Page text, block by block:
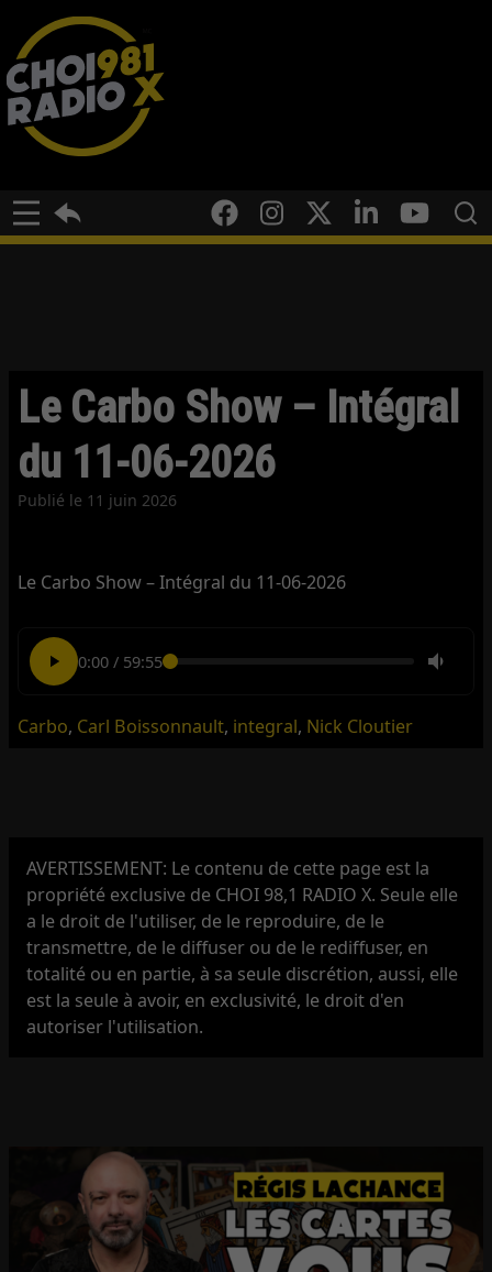
Le Carbo Show – Intégral
du 11-06-2026
Publié le 11 juin 2026
Le Carbo Show – Intégral du 11-06-2026
0:00/ 59:55
Carbo, Carl Boissonnault, integral, Nick Cloutier
AVERTISSEMENT: Le contenu de cette page est la
propriété exclusive de CHOI 98,1 RADIO X. Seule elle
a le droit de l'utiliser, de le reproduire, de le
transmettre, de le diffuser ou de le rediffuser, en
totalité ou en partie, à sa seule discrétion, aussi, elle
est la seule à avoir, en exclusivité, le droit d'en
autoriser l'utilisation.